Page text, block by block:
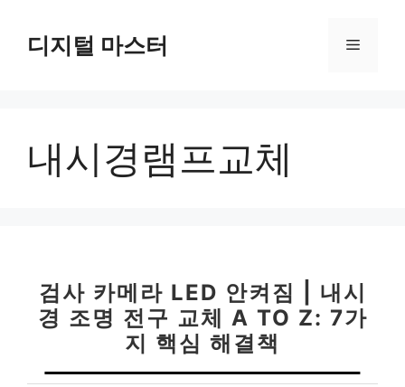
디지털 마스터 메
내시경램프교체
검사 카메라 LED 안켜짐 | 내시
경 조명 전구 교체 A TO Z: 7가
지 핵심 해결책